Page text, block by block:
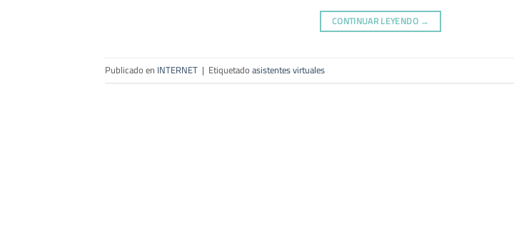
CONTINUAR LEYENDO →
Publicado en INTERNET | Etiquetadoasistentes virtuales